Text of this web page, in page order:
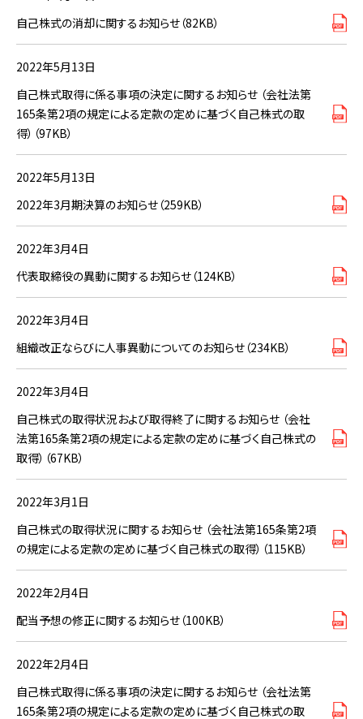
自己株式の消却に関するお知らせ（82KB）
2022年5月13日
自己株式取得に係る事項の決定に関するお知らせ （会社法第
165条第2項の規定による定款の定めに基づく自己株式の取
得）（97KB）
2022年5月13日
2022年3月期決算のお知らせ（259KB）
2022年3月4日
代表取締役の異動に関するお知らせ（124KB）
2022年3月4日
組織改正ならびに人事異動についてのお知らせ（234KB）
2022年3月4日
自己株式の取得状況および取得終了に関するお知らせ （会社
法第165条第2項の規定による定款の定めに基づく自己株式の
取得）（67KB）
2022年3月1日
自己株式の取得状況に関するお知らせ （会社法第165条第2項
の規定による定款の定めに基づく自己株式の取得）（115KB）
2022年2月4日
配当予想の修正に関するお知らせ（100KB）
2022年2月4日
自己株式取得に係る事項の決定に関するお知らせ （会社法第
165条第2項の規定による定款の定めに基づく自己株式の取